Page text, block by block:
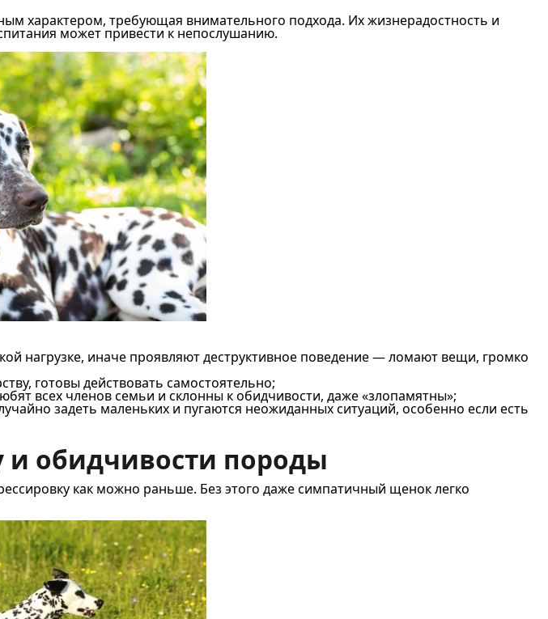
характером, требующая внимательного подхода. Их жизнерадостность и
может привести к непослушанию.
нагрузке, иначе проявляют деструктивное поведение — ломают вещи, громко
готовы действовать самостоятельно;
всех членов семьи и склонны к обидчивости, даже «злопамятны»;
задеть маленьких и пугаются неожиданных ситуаций, особенно если есть
и обидчивости породы
как можно раньше. Без этого даже симпатичный щенок легко